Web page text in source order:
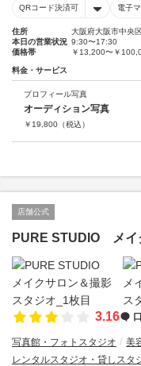
QRコード決済可 電子
住所
大阪府大阪市中央
本日の営業状況 9:30〜17:30
価格帯
￥13,200〜￥
料金・サービス
プロフィール写真
オーディション写真
￥ 19,800 （税込）
店舗公式
PURE STUDIO メイ
3.16
写真館・フォトスタジオ
美
レンタルスタジオ・貸しスタ